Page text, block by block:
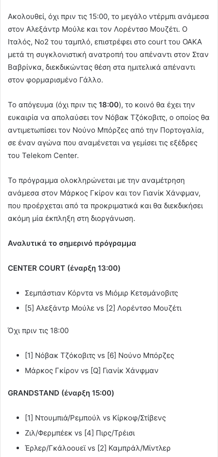
Ακολουθεί, όχι πριν τις 15:00, το μεγάλο ντέρμπι ανάμεσα
στον Αλεξάντρ Μούλε και τον Λορέντσο Μουζέτι. Ο
Ιταλός, Νο2 του ταμπλό, επιστρέφει στο court του ΟΑΚΑ
μετά τη συγκλονιστική ανατροπή του απέναντι στον Σταν
Βαβρίνκα, διεκδικώντας θέση στα ημιτελικά απέναντι
στον φορμαρισμένο Γάλλο.
Το απόγευμα (όχι πριν τις 18:00), το κοινό θα έχει την
ευκαιρία να απολαύσει τον Νόβακ Τζόκοβιτς, ο οποίος θα
αντιμετωπίσει τον Νούνο Μπόρζες από την Πορτογαλία,
σε έναν αγώνα που αναμένεται να γεμίσει τις εξέδρες
του Telekom Center.
Το πρόγραμμα ολοκληρώνεται με την αναμέτρηση
ανάμεσα στον Μάρκος Γκίρον και τον Γιανίκ Χάνφμαν,
που προέρχεται από τα προκριματικά και θα διεκδικήσει
ακόμη μία έκπληξη στη διοργάνωση.
Αναλυτικά το σημερινό πρόγραμμα
CENTER COURT (έναρξη 13:00)
Σεμπάστιαν Κόρντα vs Μιόμιρ Κετσμάνοβιτς
[5] Αλεξάντρ Μούλε vs [2] Λορέντσο Μουζέτι
Όχι πριν τις 18:00
[1] Νόβακ Τζόκοβιτς vs [6] Νούνο Μπόρζες
Μάρκος Γκίρον vs [Q] Γιανίκ Χάνφμαν
GRANDSTAND (έναρξη 15:00)
[1] Ντουμπιά/Ρεμπούλ vs Κίρκοφ/Στίβενς
Ζιλ/Φερμπέεκ vs [4] Πιρς/Τρέισι
Έρλερ/Γκάλοουεϊ vs [2] Καμπράλ/Μίντλερ